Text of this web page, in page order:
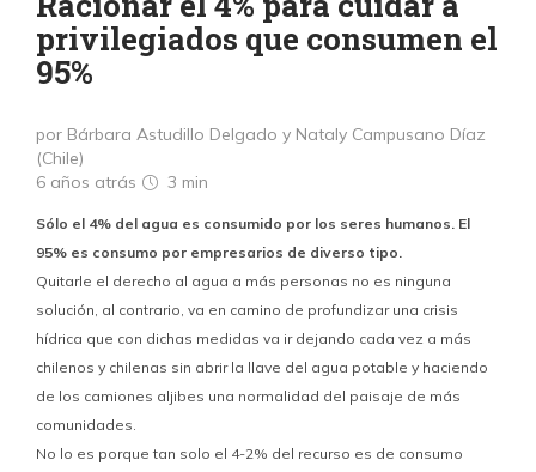
privilegiados que consumen el
95%
por Bárbara Astudillo Delgado y Nataly Campusano Díaz
(Chile)
6 años atrás
3 min
Sólo el 4% del agua es consumido por los seres humanos. El
95% es consumo por empresarios de diverso tipo.
Quitarle el derecho al agua a más personas no es ninguna
solución, al contrario, va en camino de profundizar una crisis
hídrica que con dichas medidas va ir dejando cada vez a más
chilenos y chilenas sin abrir la llave del agua potable y haciendo
de los camiones aljibes una normalidad del paisaje de más
comunidades.
No lo es porque tan solo el 4-2% del recurso es de consumo